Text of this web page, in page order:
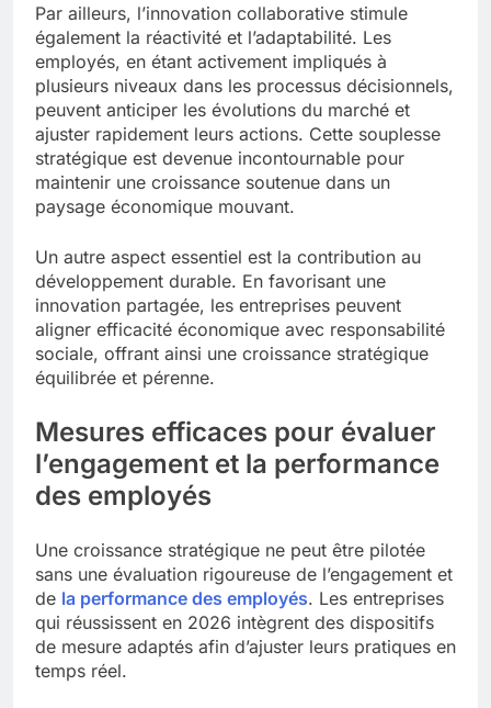
Par ailleurs, l’innovation collaborative stimule
également la réactivité et l’adaptabilité. Les
employés, en étant activement impliqués à
plusieurs niveaux dans les processus décisionnels,
peuvent anticiper les évolutions du marché et
ajuster rapidement leurs actions. Cette souplesse
stratégique est devenue incontournable pour
maintenir une croissance soutenue dans un
paysage économique mouvant.
Un autre aspect essentiel est la contribution au
développement durable. En favorisant une
innovation partagée, les entreprises peuvent
aligner efficacité économique avec responsabilité
sociale, offrant ainsi une croissance stratégique
équilibrée et pérenne.
Mesures efficaces pour évaluer
l’engagement et la performance
des employés
Une croissance stratégique ne peut être pilotée
sans une évaluation rigoureuse de l’engagement et
de la performance des employés. Les entreprises
qui réussissent en 2026 intègrent des dispositifs
de mesure adaptés afin d’ajuster leurs pratiques en
temps réel.